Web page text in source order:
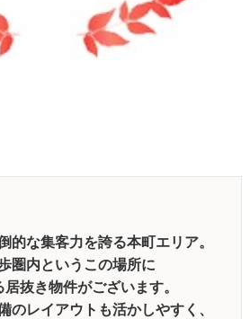
的な集客力を誇る本町エリア。
圏内というこの場所に
抜き物件がございます。
のレイアウトも活かしやすく、